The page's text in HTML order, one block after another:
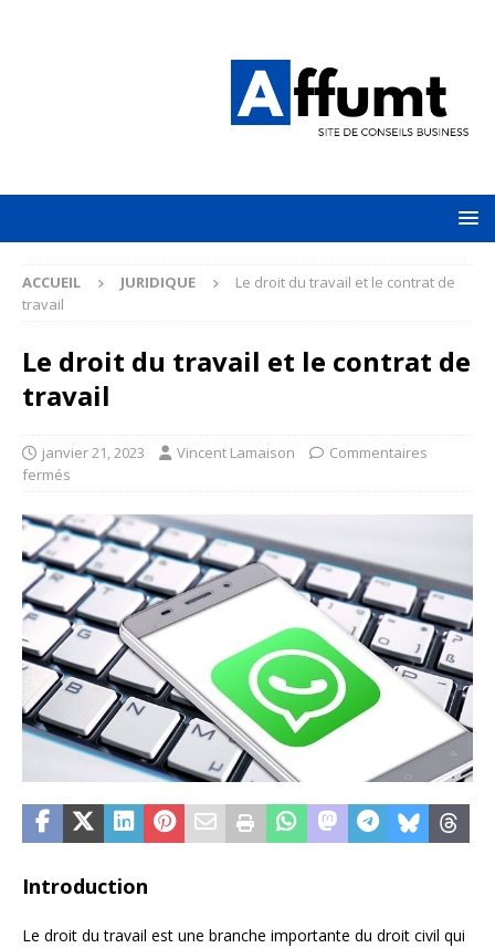
ACCUEIL JURIDIQUE
Le droit du travail et le contrat de
travail
Le droit du travail et le contrat de
travail
janvier 21, 2023 Vincent Lamaison
Commentaires
fermés
Introduction
Le droit du travail est une branche importante du droit civil qui